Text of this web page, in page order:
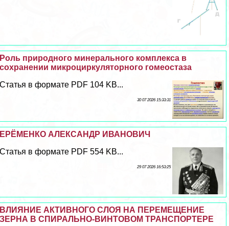
Роль природного минерального комплекса в
сохранении микроциркуляторного гомеостаза
Статья в формате PDF 104 KB...
30 07 2026 15:33:31
ЕРЁМЕНКО АЛЕКСАНДР ИВАНОВИЧ
Статья в формате PDF 554 KB...
29 07 2026 16:53:25
ВЛИЯНИЕ АКТИВНОГО СЛОЯ НА ПЕРЕМЕЩЕНИЕ
ЗЕРНА В СПИРАЛЬНО-ВИНТОВОМ ТРАНСПОРТЕРЕ